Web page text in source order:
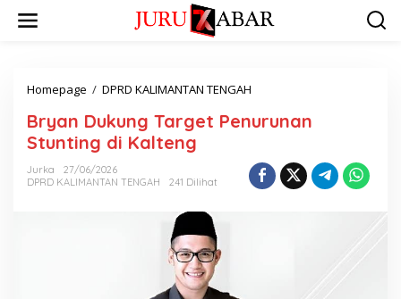
Homepage / DPRD KALIMANTAN TENGAH
Bryan Dukung Target Penurunan
Stunting di Kalteng
Jurka
27/06/2026
DPRD KALIMANTAN TENGAH
241 Dilihat